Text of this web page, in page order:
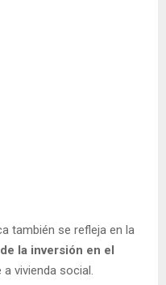
también se refleja en la
la inversión en el
vivienda social.